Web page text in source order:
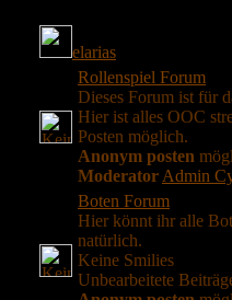
elarias
Rollenspiel Forum
Dieses Forum ist für
Hier ist alles OOC
Posten möglich.
Anonym posten
Moderator Admin
Boten Forum
Hier könnt ihr alle
natürlich.
Keine Smilies
Unbearbeitete